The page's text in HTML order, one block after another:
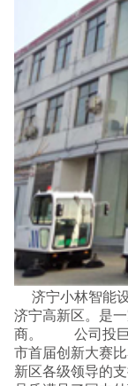
济宁高新区。是
商。 公司投巨资
市首届创新大赛
新区各级领导的